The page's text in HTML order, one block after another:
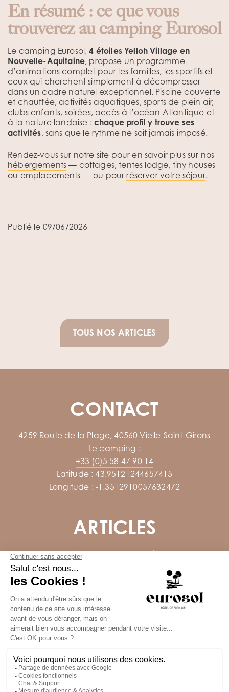
En résumé : ce que vous
trouverez au camping Eurosol
Le camping Eurosol,4 étoiles Yelloh Village en
Nouvelle-Aquitaine, propose un programme
d’animations complet pour les familles, les sportifs et
ceux qui cherchent simplement à décompresser
dans un cadre naturel exceptionnel. Piscine couverte
et chauffée, activités aquatiques, sports de plein air,
clubs enfants, soirées, accès à l’océan Atlantique et
à la nature landaise : chaque profil y trouve ses
activités, sans que le rythme ne soit jamais imposé.
Rendez-vous sur notre site pour en savoir plus sur nos
hébergements — cottages, tentes lodge, tiny houses
ou emplacements — ou pourréserver votre séjour.
Publié le 09/06/2026
TOUS NOS ARTICLES
CONTACT
4259 Route de la Plage, 40560 Vielle-Saint-Girons
Le camping :
+33 (0)5 58 47 90 14
Latitude : 43.95121244657415
Longitude : -1.3512910057632472
ARTICLES
Votre pont de l’Ascension
Votre week-end de Pentecôte
SUIVEZ-NOUS
Réalisé avec
par Horizon Marketing
Photos et plans non contractuels